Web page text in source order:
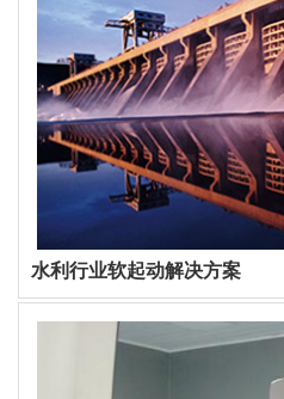
水利行业软起动解决方案